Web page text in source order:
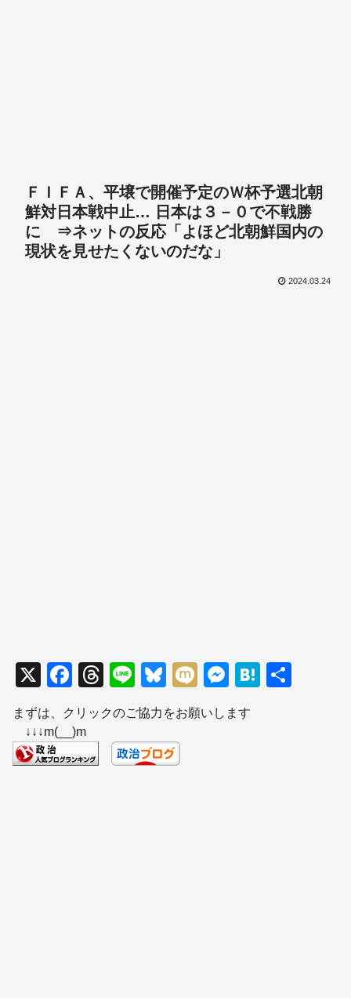
ＦＩＦＡ、平壌で開催予定のＷ杯予選北朝
鮮対日本戦中止… 日本は３－０で不戦勝
に ⇒ネットの反応「よほど北朝鮮国内の
現状を見せたくないのだな」
2024.03.24
X
F
a
c
e
b
T
hr
e
a
d
Li
n
e
Bl
u
e
sk
y
M
ixi
M
e
ss
H
まずは、クリックのご協力をお願いします
↓↓↓m(__)m